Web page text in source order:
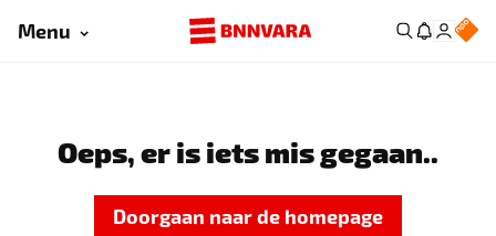
Menu
Oeps, er is iets mis gegaan..
Doorgaan naar de homepage